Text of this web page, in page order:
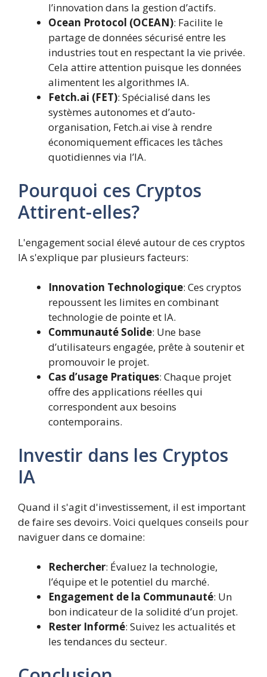
l’innovation dans la gestion d’actifs.
Ocean Protocol (OCEAN): Facilite le
partage de données sécurisé entre les
industries tout en respectant la vie privée.
Cela attire attention puisque les données
alimentent les algorithmes IA.
Fetch.ai (FET): Spécialisé dans les
systèmes autonomes et d’auto-
organisation, Fetch.ai vise à rendre
économiquement efficaces les tâches
quotidiennes via l’IA.
Pourquoi ces Cryptos
Attirent-elles?
L'engagement social élevé autour de ces cryptos
IA s'explique par plusieurs facteurs:
Innovation Technologique: Ces cryptos
repoussent les limites en combinant
technologie de pointe et IA.
Communauté Solide: Une base
d’utilisateurs engagée, prête à soutenir et
promouvoir le projet.
Cas d’usage Pratiques: Chaque projet
offre des applications réelles qui
correspondent aux besoins
contemporains.
Investir dans les Cryptos
IA
Quand il s'agit d'investissement, il est important
de faire ses devoirs. Voici quelques conseils pour
naviguer dans ce domaine:
Rechercher: Évaluez la technologie,
l’équipe et le potentiel du marché.
Engagement de la Communauté: Un
bon indicateur de la solidité d’un projet.
Rester Informé: Suivez les actualités et
les tendances du secteur.